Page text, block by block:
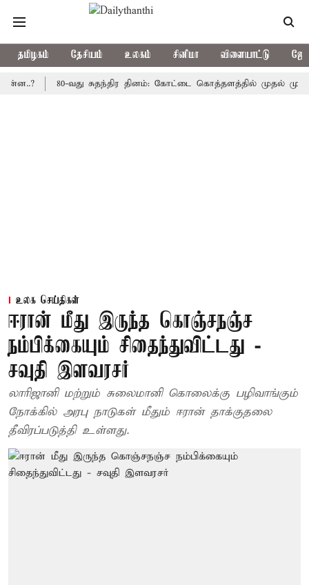
தமிழகம் தேசியம் உலகம் சினிமா விளையாட்டு
80-வது சுதந்திர தினம்: கோட்டை கொத்தளத்தில் முதல் முறையாக
உலக செய்திகள்
ஈரான் மீது இருந்த கொஞ்சநஞ்ச
நம்பிக்கையும் சிதைந்துவிட்டது -
சவுதி இளவரசர்
லாரிஜானி மற்றும் சுலைமானி கொலைக்கு பழிவாங்கும்
நோக்கில் அரபு நாடுகள் மீதும் ஈரான் தாக்குதலை
தீவிரப்படுத்தி உள்ளது.